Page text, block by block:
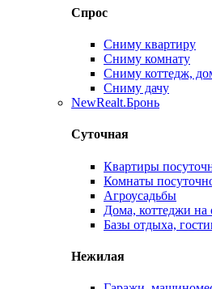
Спрос
Сниму квартиру
Сниму комнату
Сниму коттедж,
Сниму дачу
NewRealt.Бронь
Суточная
Квартиры
Комнаты
Агроусадьбы
Дома, коттеджи на
Базы отдыха,
Нежилая